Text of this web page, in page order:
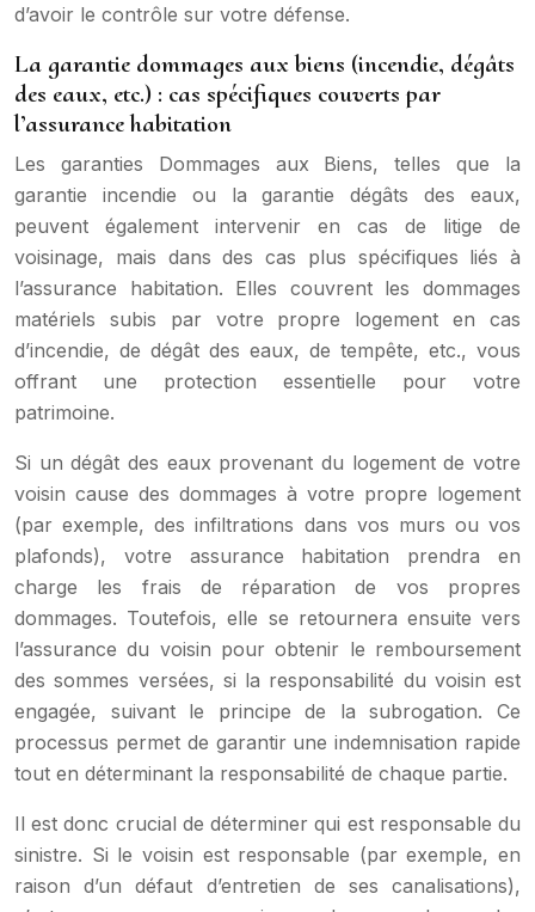
d’avoir le contrôle sur votre défense.
La garantie dommages aux biens (incendie, dégâts
des eaux, etc.) : cas spécifiques couverts par
l’assurance habitation
Les garanties Dommages aux Biens, telles que la
garantie incendie ou la garantie dégâts des eaux,
peuvent également intervenir en cas de litige de
voisinage, mais dans des cas plus spécifiques liés à
l’assurance habitation. Elles couvrent les dommages
matériels subis par votre propre logement en cas
d’incendie, de dégât des eaux, de tempête, etc., vous
offrant une protection essentielle pour votre
patrimoine.
Si un dégât des eaux provenant du logement de votre
voisin cause des dommages à votre propre logement
(par exemple, des infiltrations dans vos murs ou vos
plafonds), votre assurance habitation prendra en
charge les frais de réparation de vos propres
dommages. Toutefois, elle se retournera ensuite vers
l’assurance du voisin pour obtenir le remboursement
des sommes versées, si la responsabilité du voisin est
engagée, suivant le principe de la subrogation. Ce
processus permet de garantir une indemnisation rapide
tout en déterminant la responsabilité de chaque partie.
Il est donc crucial de déterminer qui est responsable du
sinistre. Si le voisin est responsable (par exemple, en
raison d’un défaut d’entretien de ses canalisations),